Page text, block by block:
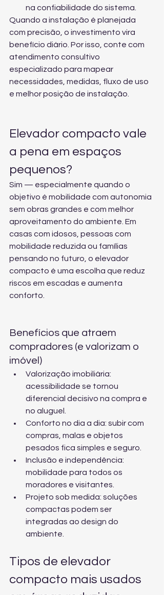
na confiabilidade do sistema.
Quando a instalação é planejada
com precisão, o investimento vira
benefício diário. Por isso, conte com
atendimento consultivo
especializado para mapear
necessidades, medidas, fluxo de uso
e melhor posição de instalação.
Elevador compacto vale
a pena em espaços
pequenos?
Sim — especialmente quando o
objetivo é mobilidade com autonomia
sem obras grandes e com melhor
aproveitamento do ambiente. Em
casas com idosos, pessoas com
mobilidade reduzida ou famílias
pensando no futuro, o elevador
compacto é uma escolha que reduz
riscos em escadas e aumenta
conforto.
Benefícios que atraem
compradores (e valorizam o
imóvel)
Valorização imobiliária:
acessibilidade se tornou
diferencial decisivo na compra e
no aluguel.
Conforto no dia a dia: subir com
compras, malas e objetos
pesados fica simples e seguro.
Inclusão e independência:
mobilidade para todos os
moradores e visitantes.
Projeto sob medida: soluções
compactas podem ser
integradas ao design do
ambiente.
Tipos de elevador
compacto mais usados